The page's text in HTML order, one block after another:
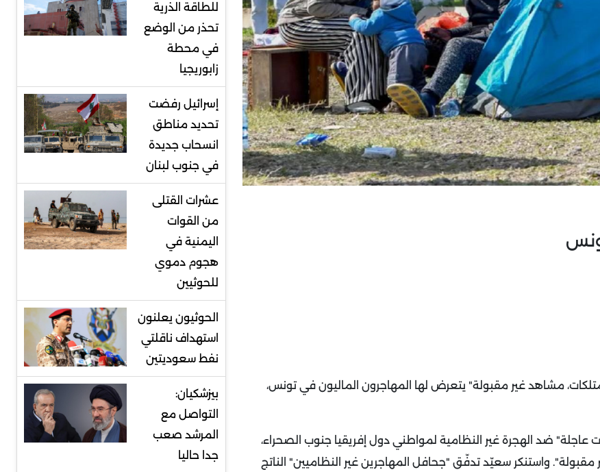
مشاهد غير مقبولة" يتعرض لها المهاجرون الماليون في تونس،
21 فبراير إلى اتخاذ "إجراءات عاجلة" ضد الهجرة غير النظامية لمواطني دول إفريقيا جنوب الصحراء،
مقبولة". واستنكر سعيّد تدفّق "جحافل المهاجرين غير النظاميين" الناتج
للطاقة الذرية
تحذر من الوضع
في محطة
زابوريجيا
إسرائيل رفضت
تحديد مناطق
انسحاب جديدة
في جنوب لبنان
عشرات القتلى
من القوات
اليمنية في
هجوم دموي
للحوثيين
الحوثيون يعلنون
استهداف ناقلتي
نفط سعوديتين
بيزشكيان:
التواصل مع
المرشد صعب
جدا حاليا